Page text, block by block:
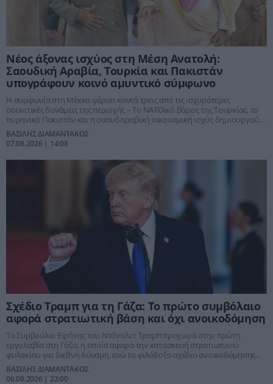
Νέος άξονας ισχύος στη Μέση Ανατολή:
Σαουδική Αραβία, Τουρκία και Πακιστάν
υπογράφουν κοινό αμυντικό σύμφωνο
Η συμφωνία στη Μέκκα φέρνει κοντά τρεις από τις ισχυρότερες
σουνιτικές δυνάμεις της περιοχής – Το ΝΑΤΟϊκό βάρος της Τουρκίας, το
πυρηνικό Πακιστάν και η σαουδαραβική οικονομική ισχύς δημιουργούν
νέα δεδομένα απέναντι σε Ιράν, Ισραήλ και στην αβεβαιότητα της
αμερικανικής ομπρέλας ασφαλείας
ΒΑΣΙΛΗΣ ΔΙΑΜΑΝΤΑΚΟΣ
07.08.2026 | 14:08
Σχέδιο Τραμπ για τη Γάζα: Το πρώτο συμβόλαιο
αφορά στρατιωτική βάση και όχι ανοικοδόμηση
Το Συμβούλιο Ειρήνης του Ντόναλντ Τραμπ προχωρά στην πρώτη
εργολαβία στη Γάζα, η οποία αφορά την κατασκευή στρατιωτικού
φυλακίου για διεθνή δύναμη, ενώ το φιλόδοξο σχέδιο ανοικοδόμησης
παραμένει σε εκκρεμότητα
ΒΑΣΙΛΗΣ ΔΙΑΜΑΝΤΑΚΟΣ
06.08.2026 | 22:00